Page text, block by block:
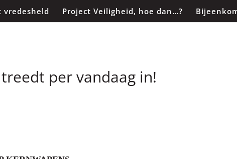
vredesheld Project Veiligheid, hoe dan…?
per vandaag in!